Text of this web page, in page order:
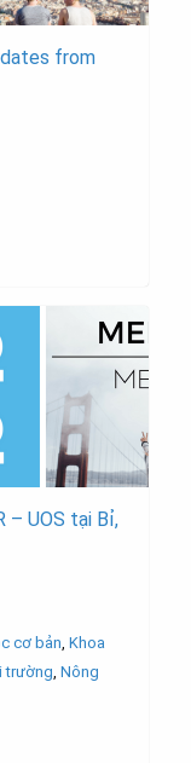
from
– UOS tại Bỉ,
cơ bản, Khoa
trường, Nông